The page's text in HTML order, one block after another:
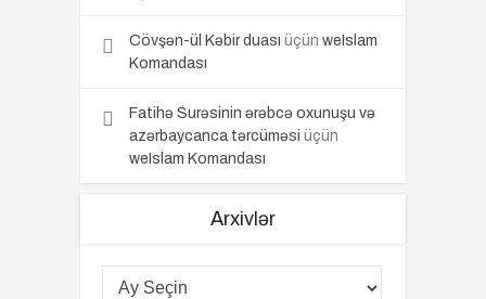
Cövşən-ül Kəbir duası üçün weIslam
Komandası
Fatihə Surəsinin ərəbcə oxunuşu və
azərbaycanca tərcüməsi üçün
weIslam Komandası
Arxivlər